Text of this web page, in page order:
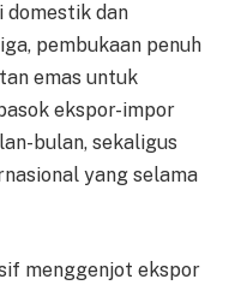
domestik dan
pembukaan penuh
emas untuk
ekspor-impor
bulan, sekaligus
yang selama
menggenjot ekspor